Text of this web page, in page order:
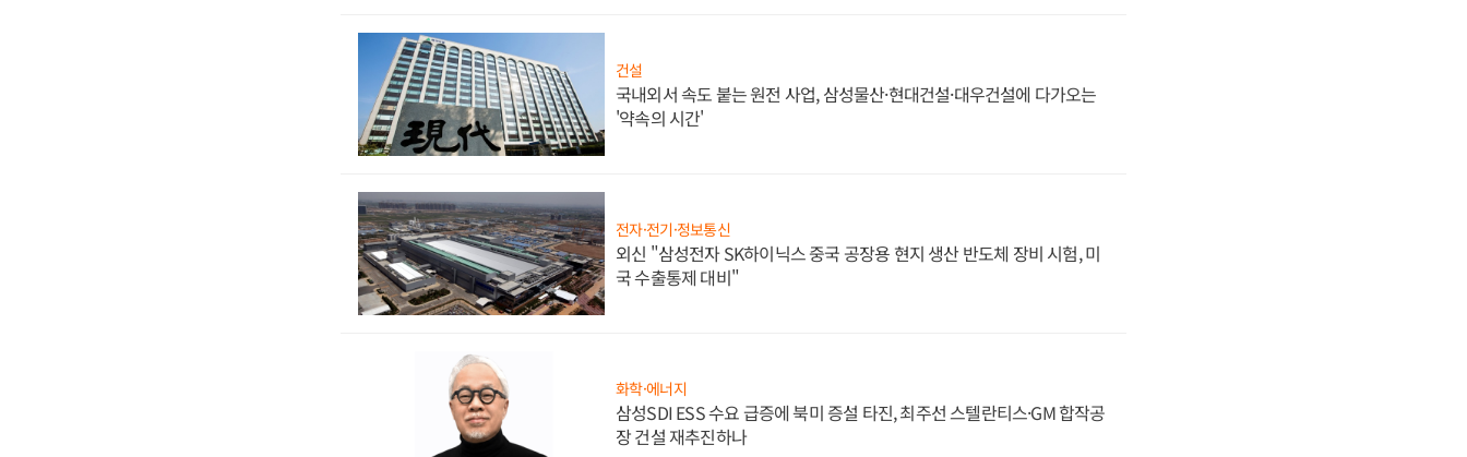
건설
국내외서 속도 붙는 원전 사업, 삼성물산·현대건설·대우건설에 다가오는
'약속의 시간'
전자·전기·정보통신
외신 "삼성전자 SK하이닉스 중국 공장용 현지 생산 반도체 장비 시험, 미
국 수출통제 대비"
화학·에너지
삼성SDI ESS 수요 급증에 북미 증설 타진, 최주선 스텔란티스·GM 합작공
장 건설 재추진하나